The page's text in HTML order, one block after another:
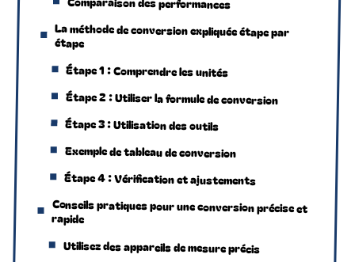
La méthode de conversion expliquée étape par
étape
Étape 1 : Comprendre les unités
Étape 2 : Utiliser la formule de conversion
Étape 3 : Utilisation des outils
Exemple de tableau de conversion
Étape 4 : Vérification et ajustements
Conseils pratiques pour une conversion précise et
rapide
Utilisez des appareils de mesure précis